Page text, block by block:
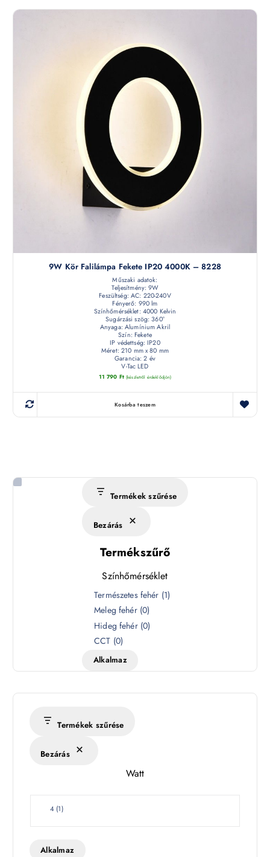
9W Kör Falilámpa Fekete IP20 4000K – 8228
Műszaki adatok:
Teljesítmény: 9W
Feszültség: AC: 220-240V
Fényerő: 990 lm
Színhőmérséklet: 4000 Kelvin
Sugárzási szög: 360°
Anyaga: Alumínium Akril
Szín: Fekete
IP védettség: IP20
Méret: 210 mm x 80 mm
Garancia: 2 év
V-Tac LED
11 790 Ft (készletről érdeklődjön)
Kosárba teszem
Termékek szűrése
Bezárás
Termékszűrő
Színhőmérséklet
é
s
k
Természetes fehér (1)
Meleg fehér (0)
Hideg fehér (0)
CCT (0)
Alkalmaz
Termékek szűrése
Bezárás
Watt
W
t
4 (1)
Alkalmaz